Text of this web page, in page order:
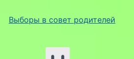
Выборы в совет родителей